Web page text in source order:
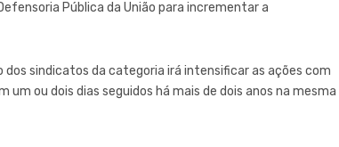
Pública da União para incrementar a
dos sindicatos da categoria irá intensificar as ações com
ou dois dias seguidos há mais de dois anos na mesma